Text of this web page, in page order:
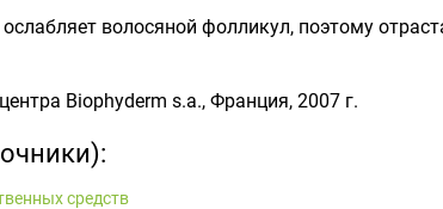
волосяной фолликул, поэтому
Biophyderm s.a., Франция, 2007 г.
средств